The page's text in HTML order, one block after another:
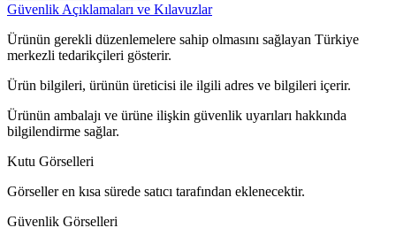
Güvenlik Açıklamaları ve Kılavuzlar
Ürünün gerekli düzenlemelere sahip olmasını sağlayan Türkiye
merkezli tedarikçileri gösterir.
Ürün bilgileri, ürünün üreticisi ile ilgili adres ve bilgileri içerir.
Ürünün ambalajı ve ürüne ilişkin güvenlik uyarıları hakkında
bilgilendirme sağlar.
Kutu Görselleri
Görseller en kısa sürede satıcı tarafından eklenecektir.
Güvenlik Görselleri